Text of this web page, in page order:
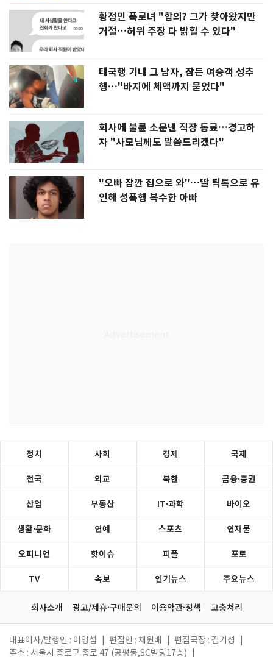
황정민 폭로녀 "합의? 그가 찾아왔지만
거절…허위 주장 다 밝힐 수 있다"
태국행 기내 그 남자, 잠든 여승객 성추
행…"바지에 체액까지 묻었다"
회사에 불륜 소문낸 직장 동료…경고하
자 "사모님께도 말씀드리겠다"
"오빠 잠깐 집으로 와"…딸 틱톡으로 유
인해 성폭행 복수한 아빠
정치 사회 경제 국제
전국 외교 북한 금융·증권
산업 부동산 IT·과학 바이오
생활·문화 연예 스포츠 연재물
오피니언 핫이슈 피플 포토
TV 속보 인기뉴스 주요뉴스
회사소개 광고/제휴·구매문의 이용약관·정책 고충처리
대표이사/발행인 : 이영섭 편집인 : 채원배 편집국장 : 김기성
주소 : 서울시 종로구 종로 47 (공평동,SC빌딩17층)